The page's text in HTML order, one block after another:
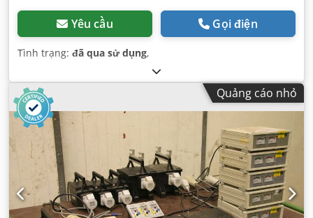
Yêu cầu Gọi điện
Tình trạng: đã qua sử dụng,
Quảng cáo nhỏ